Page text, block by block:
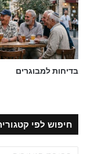
בדיחות למבוגרים
חיפוש לפי